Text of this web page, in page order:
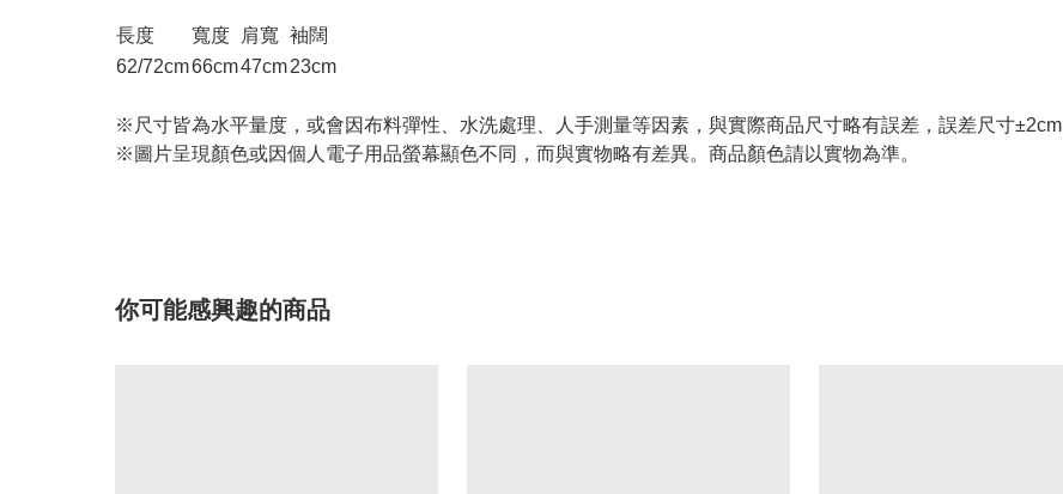
長度 寬度 肩寬 袖闊
62/72cm66cm47cm23cm
※尺寸皆為水平量度，或會因布料彈性、水洗處理、人手測量等因素，與實際商品尺寸略有誤差，誤差尺寸±2cm
※圖片呈現顏色或因個人電子用品螢幕顯色不同，而與實物略有差異。商品顏色請以實物為準。
你可能感興趣的商品